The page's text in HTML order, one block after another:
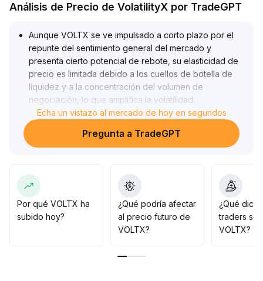
Análisis de Precio de VolatilityX por TradeGPT
Aunque VOLTX se ve impulsado a corto plazo por el
repunte del sentimiento general del mercado y
presenta cierto potencial de rebote, su elasticidad de
precio es limitada debido a los cuellos de botella de
liquidez y a la concentración del volumen de
negociación, lo que amplifica la volatilidad
Se recomienda a los inversores prestar atención a los
niveles clave de soporte y resistencia en el rango de
2,20–2,50, reducir adecuadamente el apalancamiento
estrictamente las órdenes de toma de ganancias y stop
loss para prevenir retrocesos rápidos tras periodos de
euforia.
Echa un vistazo al mercado de hoy en segundos
Pregunta a TradeGPT
Por qué VOLTX ha
subido hoy?
¿Qué podría afectar
al precio futuro de
VOLTX?
¿Qué
traders
VOLTX?